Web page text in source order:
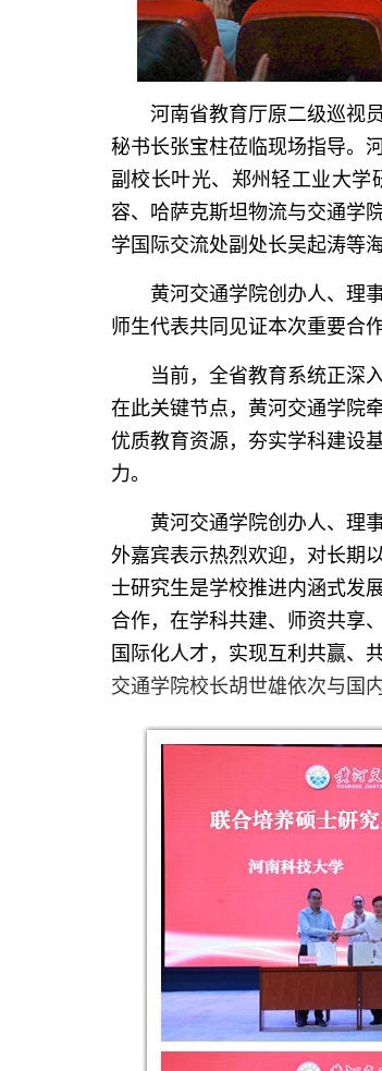
河南省教育厅原二级巡视
秘书长张宝柱莅临现场指导。
副校长叶光、郑州轻工业大
容、哈萨克斯坦物流与交通学
学国际交流处副处长吴起涛等
黄河交通学院创办人、理
师生代表共同见证本次重要合
当前，全省教育系统正深
在此关键节点，黄河交通学院
优质教育资源，夯实学科建设
力。
黄河交通学院创办人、理
外嘉宾表示热烈欢迎，对长期
士研究生是学校推进内涵式发
合作，在学科共建、师资共享
国际化人才，实现互利共赢、
交通学院校长胡世雄依次与国